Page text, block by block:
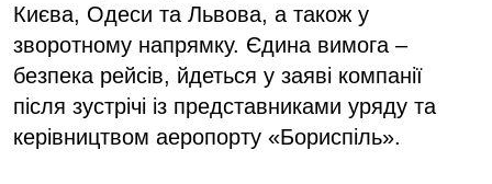
Києва, Одеси та Львова, а також у
зворотному напрямку. Єдина вимога –
безпека рейсів, йдеться у заяві компанії
після зустрічі із представниками уряду та
керівництвом аеропорту «Бориспіль».